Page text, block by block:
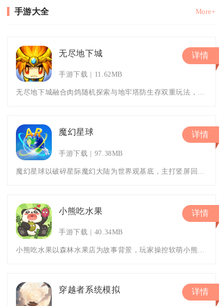
手游大全 More+
无尽地下城
手游下载 11.62MB
详情
无尽地下城融合肉鸽随机探索与地牢塔防生存双重玩法，像素画风搭建出充满未知的地底迷宫世界。玩家操控多名幸存者组成小队，依靠
魔幻星球
手游下载 97.38MB
详情
小熊吃水果
手游下载 40.34MB
详情
穿越者系统模拟 详情